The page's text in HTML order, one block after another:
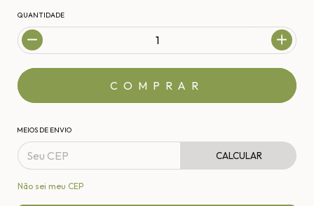
QUANTIDADE
MEIOS DE ENVIO
CALCULAR
Não sei meu CEP